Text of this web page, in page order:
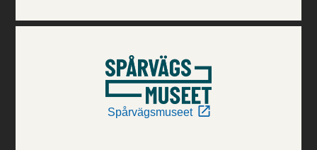
Spårvägsmuseet